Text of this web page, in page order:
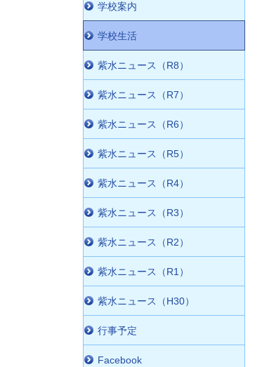
学校案内
学校生活
紫水ニュース（R8）
紫水ニュース（R7）
紫水ニュース（R6）
紫水ニュース（R5）
紫水ニュース（R4）
紫水ニュース（R3）
紫水ニュース（R2）
紫水ニュース（R1）
紫水ニュース（H30）
行事予定
Facebook